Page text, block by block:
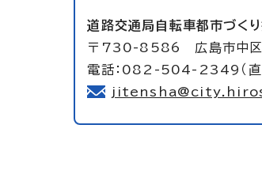
道路交通局自転車都市づく
〒730-8586 広島市中区
電話：082-504-2349（